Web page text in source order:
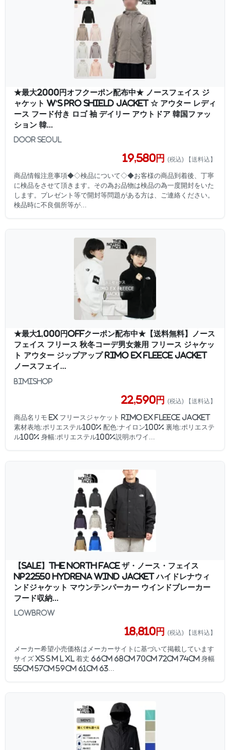
★最大2000円オフクーポン配布中★ ノースフェイス ジ
ャケット W'S PRO SHIELD JACKET ☆ アウター レディ
ース フード付き ロゴ 袖 デイリー アウトドア 韓国ファッ
ション 韓...
DOOR SEOUL
19,580円 (税込) 【送料込】
商品情報注意事項◆◇検品について◇◆お客様の商品到着後、丁寧
に検品をさせて頂きます。その為お品物は検品の為一度開封をいた
します。プレゼント等で開封等問題がある方は、ご連絡ください。
検品時に不良個所等が...
★最大1,000円OFFクーポン配布中★【送料無料】ノース
フェイス フリース 秋冬コーデ男女兼用 フリース ジャケッ
ト アウター ジップアップ RIMO EX FLEECE JACKET
ノースフェイ...
bimishop
22,590円 (税込) 【送料込】
商品名リモ EX フリースジャケット RIMO EX FLEECE JACKET
素材表地:ポリエステル100% 配色:ナイロン100% 裏地:ポリエステ
ル100% 身幅:ポリエステル100%説明ホワイ...
【SALE】THE NORTH FACE ザ・ノース・フェイス
NP22550 HYDRENA WIND JACKET ハイドレナウィ
ンドジャケット マウンテンパーカー ウインドブレーカー
フード収納...
LOWBROW
18,810円 (税込) 【送料込】
メーカー希望小売価格はメーカーサイトに基づいて掲載しています
サイズ XS S M L XL 着丈 66cm 68cm 70cm 72cm 74cm 身幅
55cm 57cm 59cm 61cm 63...